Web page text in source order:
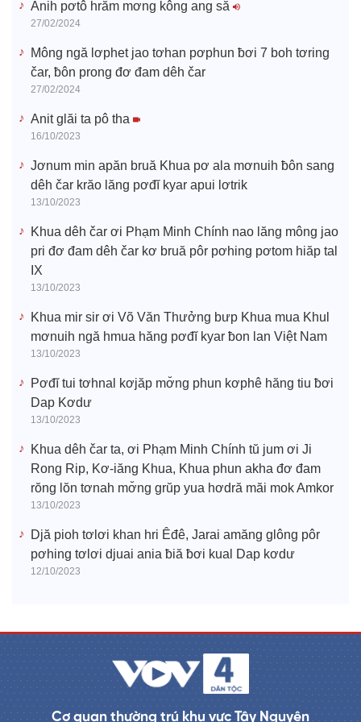
Anih pơtô hrăm mơng kông ang să
27/02/2024
Mông ngă lơphet jao tơhan pơphun ƀơi 7 boh tơring
čar, ƀôn prong đơ đam dêh čar
27/02/2024
Anit glăi ta pô tha
16/10/2023
Jơnum min apăn bruă Khua pơ ala mơnuih ƀôn sang
dêh čar krăo lăng pơđĭ kyar apui lơtrik
13/10/2023
Khua dêh čar ơi Phạm Minh Chính nao lăng mông jao
pri đơ đam dêh čar kơ bruă pôr pơhing pơtom hiăp tal
IX
13/10/2023
Khua mir sir ơi Võ Văn Thưởng bưp Khua mua Khul
mơnuih ngă hmua hăng pơđĭ kyar ƀon lan Việt Nam
13/10/2023
Pơđĭ tui tơhnal kơjăp mơ̆ng phun kơphê hăng tiu ƀơi
Dap Kơdư
13/10/2023
Khua dêh čar ta, ơi Phạm Minh Chính tŭ jum ơi Ji
Rong Rip, Kơ-iăng Khua, Khua phun akha đơ đam
rŏng lŏn tơnah mơ̆ng grŭp yua hơdră măi mok Amkor
13/10/2023
Djă pioh tơlơi khan hri Êđê, Jarai amăng glông pôr
pơhing tơlơi djuai ania ƀiă ƀơi kual Dap kơdư
12/10/2023
Cơ quan thường trú khu vực Tây Nguyên